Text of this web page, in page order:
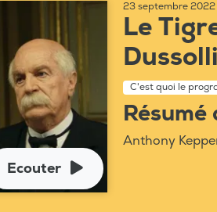
Ecouter
23 septembre 2022
Le
C'est quoi le
Anthony